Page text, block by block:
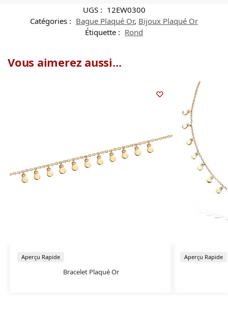
UGS : 12EW0300
Catégories : Bague Plaqué Or, Bijoux Plaqué Or
Étiquette : Rond
Vous aimerez aussi...
Bracelet Plaqué Or
Aperçu Rapide Aperçu Rapide